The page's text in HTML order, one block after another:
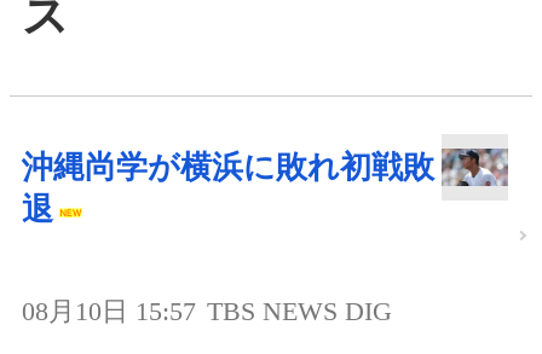
ス
沖縄尚学が横浜に敗れ初戦敗
退
08月10日 15:57 TBS NEWS DIG